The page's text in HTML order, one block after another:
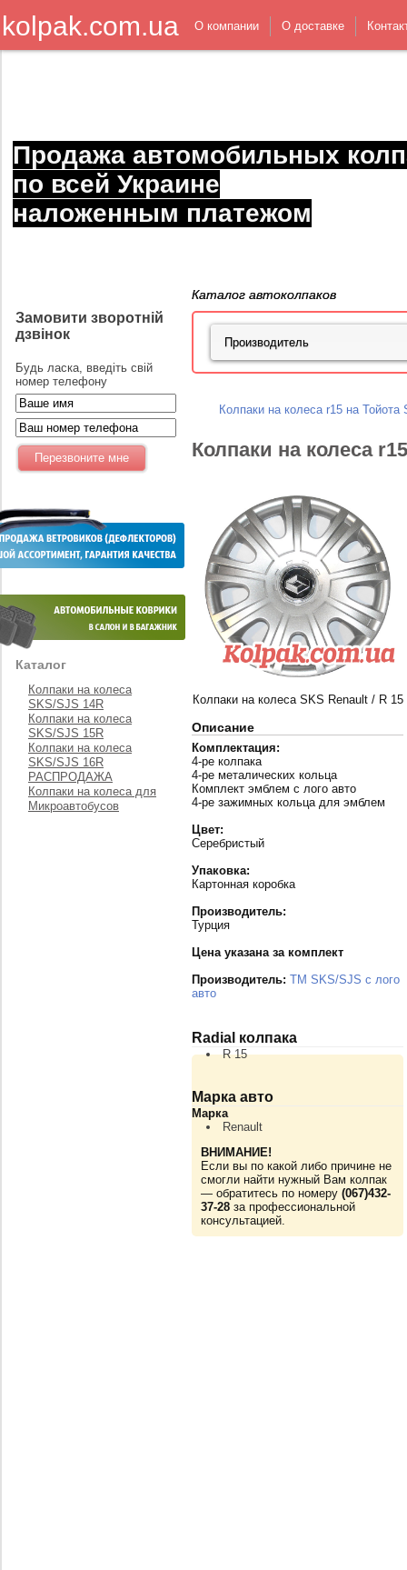
kolpak.com.ua О компании О доставке
Продажа автомобильных
по всей Украине
наложенным платежом
Замовити зворотній
дзвінок
Будь ласка, введіть свій
номер телефону
Каталог
Колпаки на колеса
SKS/SJS 14R
Колпаки на колеса
SKS/SJS 15R
Колпаки на колеса
SKS/SJS 16R
РАСПРОДАЖА
Колпаки на колеса для
Микроавтобусов
Каталог автоколпаков
Колпаки на колеса r15 на Тойота
Колпаки на колеса
Колпаки на колеса SKS Renault / R 15
Описание
Комплектация:
4-ре колпака
4-ре металических кольца
Комплект эмблем с лого авто
4-ре зажимных кольца для эмблем
Цвет:
Серебристый
Упаковка:
Картонная коробка
Производитель:
Турция
Цена указана за комплект
Производитель: TM SKS/SJS с лого
авто
Radial колпака
R 15
Марка авто
Марка
Renault
ВНИМАНИЕ!
Если вы по какой либо причине не
смогли найти нужный Вам колпак
— обратитесь по номеру (067)432-
37-28 за профессиональной
консультацией.